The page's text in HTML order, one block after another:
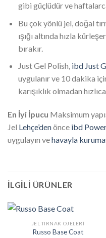
gibi güçlüdür ve
Bu çok yönlü jel, doğal
ışığı altında hızla
bırakır.
Just Gel Polish, ibd Just
uygulanır ve 10 dakika
karışıklık olmadan
En İyi İpucu Maksimum
Jel Lehçe’denönce ibd
uygulayın vehavayla
İLGILI ÜRÜNLER
JEL TIRNAK OJELERI
Russo Base Coat